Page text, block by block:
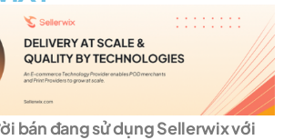
bán đang sử dụng Sellerwix với